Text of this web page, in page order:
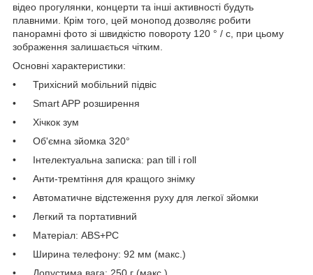
відео прогулянки, концерти та інші активності будуть
плавними. Крім того, цей монопод дозволяє робити
панорамні фото зі швидкістю повороту 120 ° / с, при цьому
зображення залишається чітким.
Основні характеристики:
• Трихісний мобільний підвіс
• Smart APP розширення
• Хічкок зум
• Об'ємна зйомка 320°
• Інтелектуальна записка: pan till і roll
• Анти-тремтіння для кращого знімку
• Автоматичне відстеження руху для легкої зйомки
• Легкий та портативний
• Матеріал: ABS+PC
• Ширина телефону: 92 мм (макс.)
• Допустима вага: 250 г (макс.)